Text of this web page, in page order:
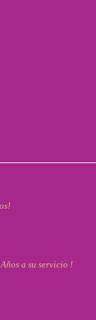
a su servicio !